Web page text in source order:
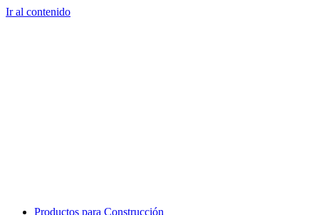
Ir al contenido
Productos para Construcción